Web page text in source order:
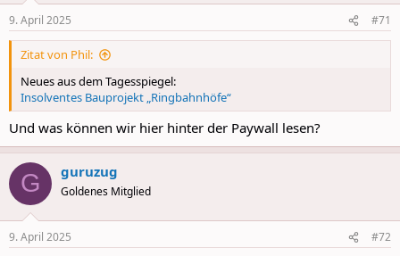
9. April 2025 #71
Zitat von Phil:
Neues aus dem Tagesspiegel:
Insolventes Bauprojekt „Ringbahnhöfe“
Und was können wir hier hinter der Paywall lesen?
G guruzug
Goldenes Mitglied
9. April 2025 #72